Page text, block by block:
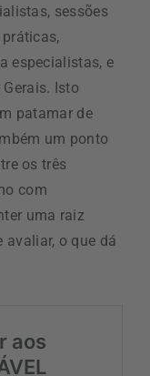
sessões
especialistas, e
Isto
patamar de
um ponto
os três
com
uma raiz
o que dá